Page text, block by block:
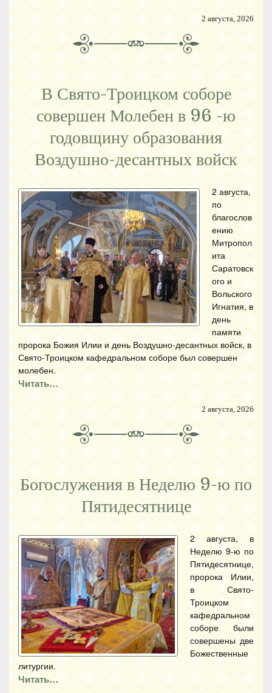
2 августа, 2026
В Свято-Троицком соборе
совершен Молебен в 96 -ю
годовщину образования
Воздушно-десантных войск
2 августа,
по
благослов
ению
Митропол
ита
Саратовск
ого и
Вольского
Игнатия, в
день
памяти
пророка Божия Илии и день Воздушно-десантных войск, в
Свято-Троицком кафедральном соборе был совершен
молебен.
Читать…
2 августа, 2026
Богослужения в Неделю 9-ю по
Пятидесятнице
2 августа, в
Неделю 9-ю по
Пятидесятнице,
пророка Илии,
в Свято-
Троицком
кафедральном
соборе были
совершены две
Божественные
литургии.
Читать…